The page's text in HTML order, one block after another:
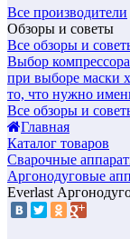
Все производители
Обзоры и советы
Все обзоры и
Выбор компрессора
при выборе маски
то, что нужно
Все обзоры и
Главная
Каталог товаров
Сварочные
Аргонодуговые
Everlast